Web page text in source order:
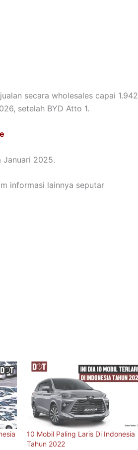
secara wholesales capai 1.942
setelah BYD Atto 1.
Januari 2025.
informasi lainnya seputar
10 Mobil Paling Laris Di Indonesia
Tahun 2022